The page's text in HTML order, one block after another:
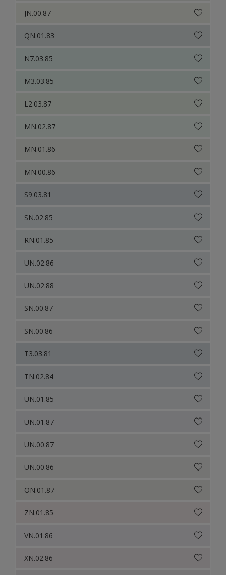
JN.00.87
QN.01.83
N7.03.85
M3.03.85
L2.03.87
MN.02.87
MN.01.86
MN.00.86
S9.03.81
SN.02.85
RN.01.85
UN.02.86
UN.02.88
SN.00.87
SN.00.86
T3.03.81
TN.02.84
UN.01.85
UN.01.87
UN.00.87
UN.00.86
ON.01.87
ZN.01.85
VN.01.86
XN.02.86